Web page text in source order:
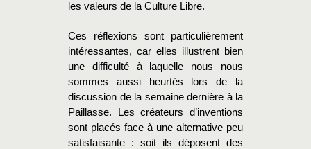
les valeurs de la Culture Libre.
Ces réflexions sont particulièrement
intéressantes, car elles illustrent bien
une difficulté à laquelle nous nous
sommes aussi heurtés lors de la
discussion de la semaine dernière à la
Paillasse. Les créateurs d’inventions
sont placés face à une alternative peu
satisfaisante : soit ils déposent des